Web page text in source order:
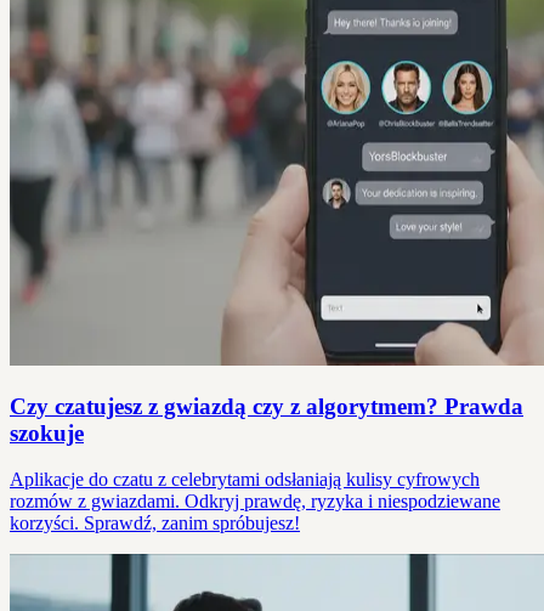
Czy czatujesz z gwiazdą czy z algorytmem? Prawda
szokuje
Aplikacje do czatu z celebrytami odsłaniają kulisy cyfrowych
rozmów z gwiazdami. Odkryj prawdę, ryzyka i niespodziewane
korzyści. Sprawdź, zanim spróbujesz!